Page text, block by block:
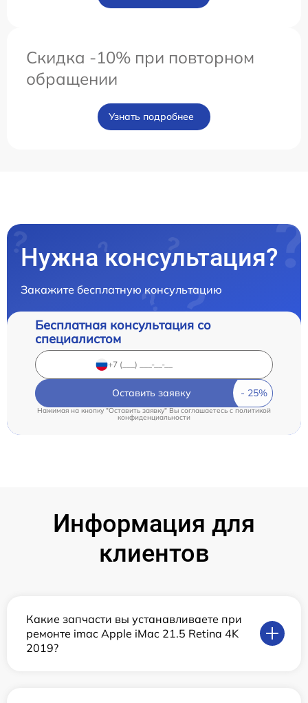
Скидка -10% при повторном
обращении
Узнать подробнее
Нужна консультация?
Закажите бесплатную консультацию
Бесплатная консультация со
специалистом
Оставить заявку
Нажимая на кнопку "Оставить заявку" Вы соглашаетесь cполитикой
конфиденциальности
Информация для
клиентов
Какие запчасти вы устанавливаете при
ремонте imac Apple iMac 21.5 Retina 4K
2019?